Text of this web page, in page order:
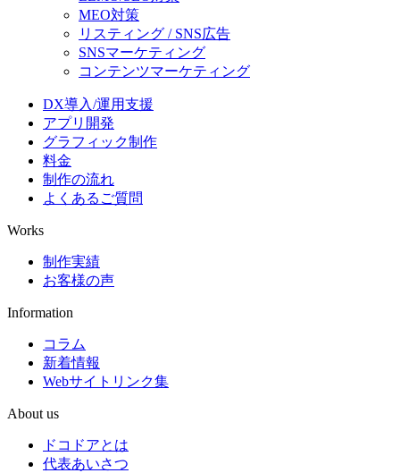
MEO対策
リスティング / SNS広告
SNSマーケティング
コンテンツマーケティング
DX導入/運用支援
アプリ開発
グラフィック制作
料金
制作の流れ
よくあるご質問
Works
制作実績
お客様の声
Information
コラム
新着情報
Webサイトリンク集
About us
ドコドアとは
代表あいさつ